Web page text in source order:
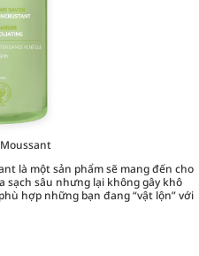
Moussant
là một sản phẩm sẽ mang đến cho
sạch sâu nhưng lại không gây khô
hợp những bạn đang “vật lộn” với